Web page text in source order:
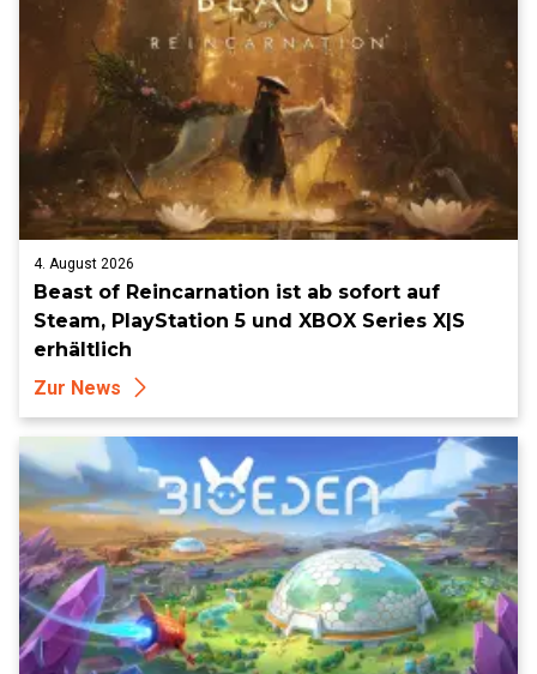
4. August 2026
Beast of Reincarnation ist ab sofort auf
Steam, PlayStation 5 und XBOX Series X|S
erhältlich
Zur News